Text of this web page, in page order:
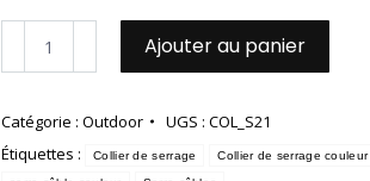
/
Collier
Ajouter au panier
Catégorie : Outdoor UGS : COL_S21
Étiquettes :
Collier de serrage Collier de serrage couleur